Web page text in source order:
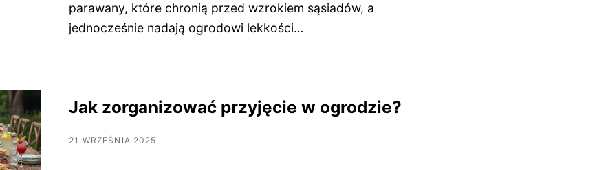
parawany, które chronią przed wzrokiem sąsiadów, a
jednocześnie nadają ogrodowi lekkości…
Jak zorganizować przyjęcie w ogrodzie?
21 WRZEŚNIA 2025